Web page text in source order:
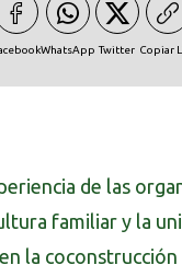
WhatsApp Twitter Copiar
de las
familiar y la
la coconstrucción